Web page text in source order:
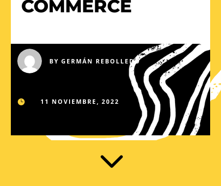
COMMERCE
BY GERMÁN REBOLLEDO
 11 NOVIEMBRE, 2022
3